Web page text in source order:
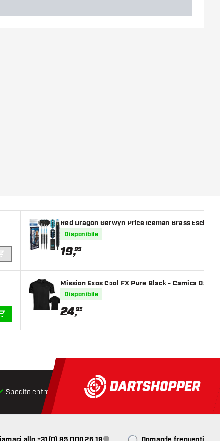
AGGIUNGI AL CARRELLO
AGGIUNGI AL CARRELLO
Red Dragon Gerwyn Price Iceman Brass
Disponibile
19,95
Mission Exos Cool FX Pure Black - Camica Dart
Disponibile
24,95
Spedito entro 24 ore Spedizione gratuitada € 75